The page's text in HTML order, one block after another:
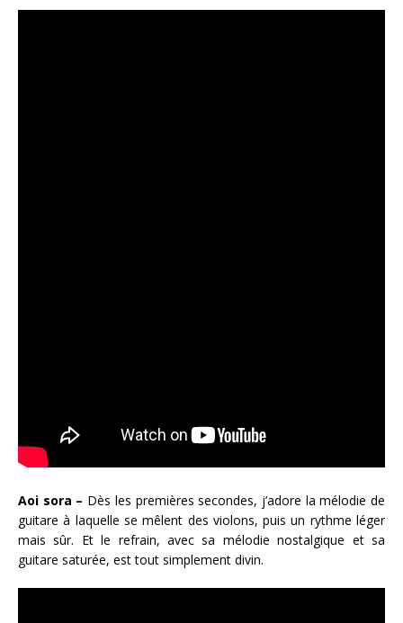
Aoi sora – Dès les premières secondes, j’adore la mélodie de
guitare à laquelle se mêlent des violons, puis un rythme léger
mais sûr. Et le refrain, avec sa mélodie nostalgique et sa
guitare saturée, est tout simplement divin.